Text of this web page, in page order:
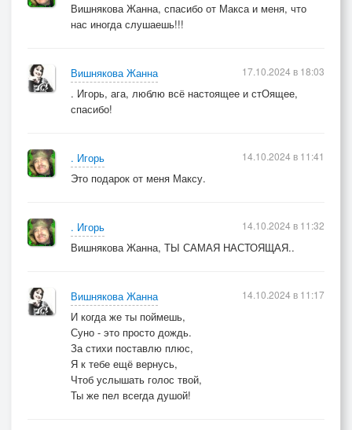
Вишнякова Жанна, спасибо от Макса и меня, что
нас иногда слушаешь!!!
Вишнякова Жанна
. Игорь, ага, люблю всё настоящее и стОящее,
спасибо!
17.10.2024 в 18:03
. Игорь
Это подарок от меня Максу.
14.10.2024 в 11:41
. Игорь
Вишнякова Жанна, ТЫ САМАЯ НАСТОЯЩАЯ..
14.10.2024 в 11:32
Вишнякова Жанна
И когда же ты поймешь,
Суно - это просто дождь.
За стихи поставлю плюс,
Я к тебе ещё вернусь,
Чтоб услышать голос твой,
Ты же пел всегда душой!
14.10.2024 в 11:17